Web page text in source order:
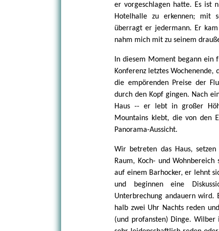
er vorgeschlagen hatte. Es ist
Hotelhalle zu erkennen; mit
überragt er jedermann. Er
nahm mich mit zu seinem
In diesem Moment begann ein
Konferenz letztes
die empörenden Preise der
durch den Kopf gingen. Nach
Haus -- er lebt in großer
Mountains klebt, die von den
Panorama-Aussicht.
Wir betreten das Haus,
Raum, Koch- und
auf einem Barhocker, er lehnt
und beginnen eine
Unterbrechung andauern wird.
halb zwei Uhr Nachts reden
(und profansten) Dinge.